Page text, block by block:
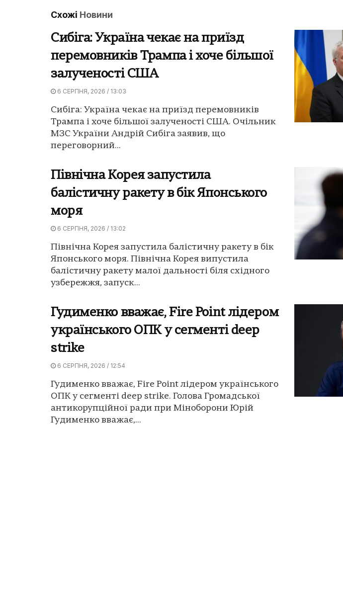
Схожі Новини
Сибіга: Україна чекає на приїзд
перемовників Трампа і хоче більшої
залученості США
6 СЕРПНЯ, 2026 / 13:03
Сибіга: Україна чекає на приїзд перемовників
Трампа і хоче більшої залученості США. Очільник
МЗС України Андрій Сибіга заявив, що
переговорний...
Північна Корея запустила
балістичну ракету в бік Японського
моря
6 СЕРПНЯ, 2026 / 13:02
Північна Корея запустила балістичну ракету в бік
Японського моря. Північна Корея випустила
балістичну ракету малої дальності біля східного
узбережжя, запуск...
Гудименко вважає, Fire Point лідером
українського ОПК у сегменті deep
strike
6 СЕРПНЯ, 2026 / 12:54
Гудименко вважає, Fire Point лідером українського
ОПК у сегменті deep strike. Голова Громадської
антикорупційної ради при Міноборони Юрій
Гудименко вважає,...